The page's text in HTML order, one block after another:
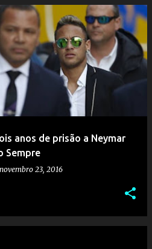
anos de prisão a Neymar
Sempre
novembro 23, 2016